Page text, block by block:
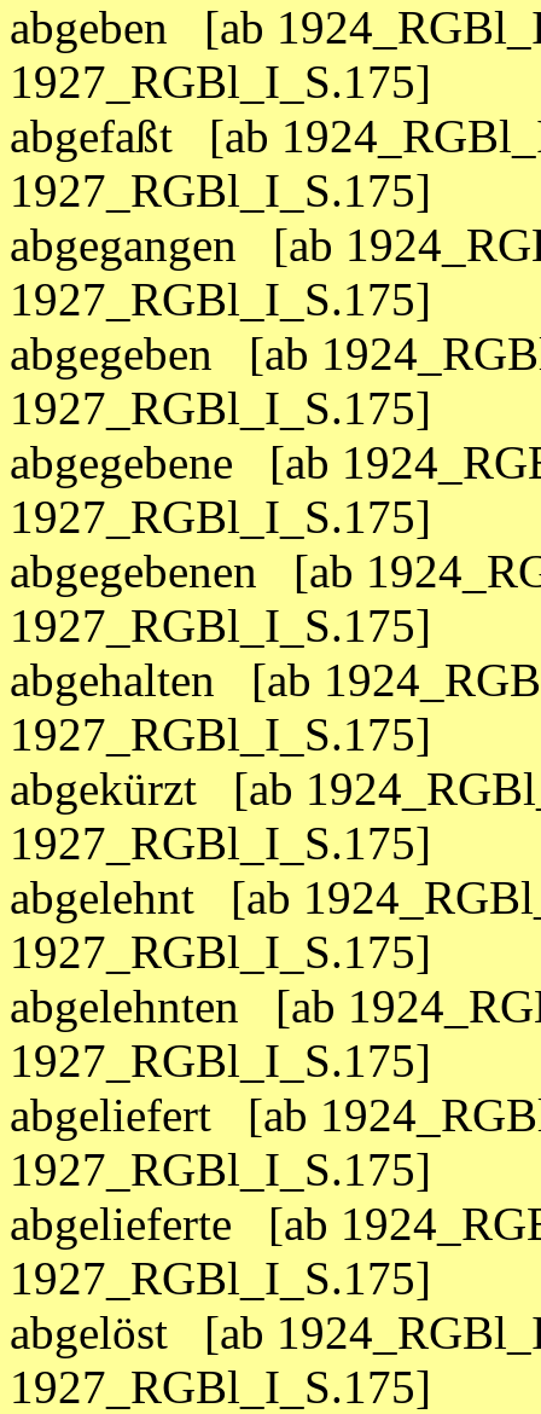
abgeben [ab
1927_RGBl_I_S.175]
abgefaßt [ab
1927_RGBl_I_S.175]
abgegangen [ab
1927_RGBl_I_S.175]
abgegeben [ab
1927_RGBl_I_S.175]
abgegebene [ab
1927_RGBl_I_S.175]
abgegebenen [ab
1927_RGBl_I_S.175]
abgehalten [ab
1927_RGBl_I_S.175]
abgekürzt [ab
1927_RGBl_I_S.175]
abgelehnt [ab
1927_RGBl_I_S.175]
abgelehnten [ab
1927_RGBl_I_S.175]
abgeliefert [ab
1927_RGBl_I_S.175]
abgelieferte [ab
1927_RGBl_I_S.175]
abgelöst [ab
1927_RGBl_I_S.175]